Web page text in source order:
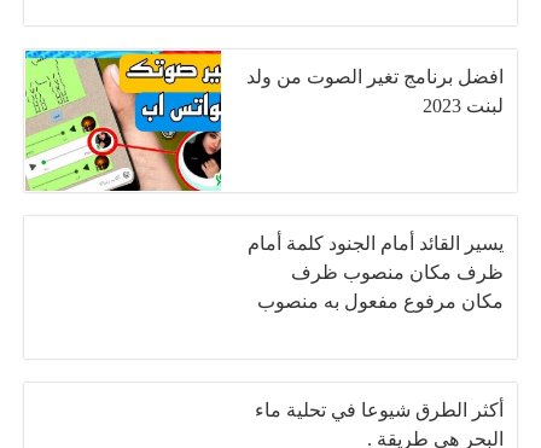
افضل برنامج تغير الصوت من ولد
لبنت 2023
يسير القائد أمام الجنود كلمة أمام
ظرف مكان منصوب ظرف
مكان مرفوع مفعول به منصوب
أكثر الطرق شيوعا في تحلية ماء
البحر هي طريقة .